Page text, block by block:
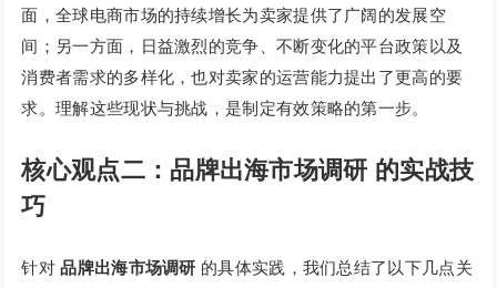
面，全球电商市场的持续增长为卖家提供了广阔的发展空
间；另一方面，日益激烈的竞争、不断变化的平台政策以及
消费者需求的多样化，也对卖家的运营能力提出了更高的要
求。理解这些现状与挑战，是制定有效策略的第一步。
核心观点二：品牌出海市场调研 的实战技
巧
针对品牌出海市场调研 的具体实践，我们总结了以下几点关